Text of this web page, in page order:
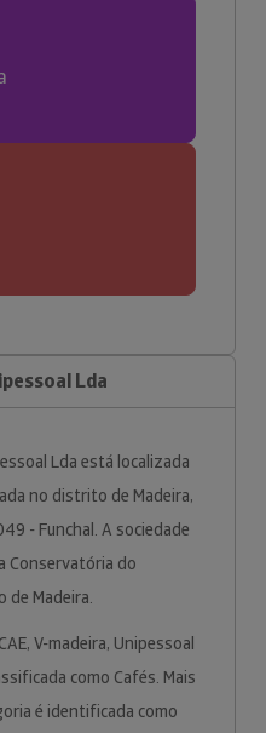
Lda
Lda está localizada
no distrito de Madeira,
- Funchal. A sociedade
Conservatória do
de Madeira.
V-madeira, Unipessoal
como Cafés. Mais
é identificada como